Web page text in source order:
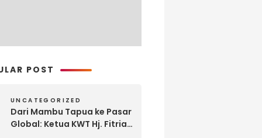
POST
UNCATEGORIZED
Dari Mambu Tapua ke Pasar
Global: Ketua KWT Hj. Fitria